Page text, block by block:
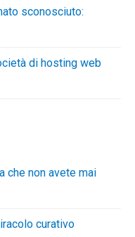
sconosciuto:
di hosting web
che non avete mai
curativo